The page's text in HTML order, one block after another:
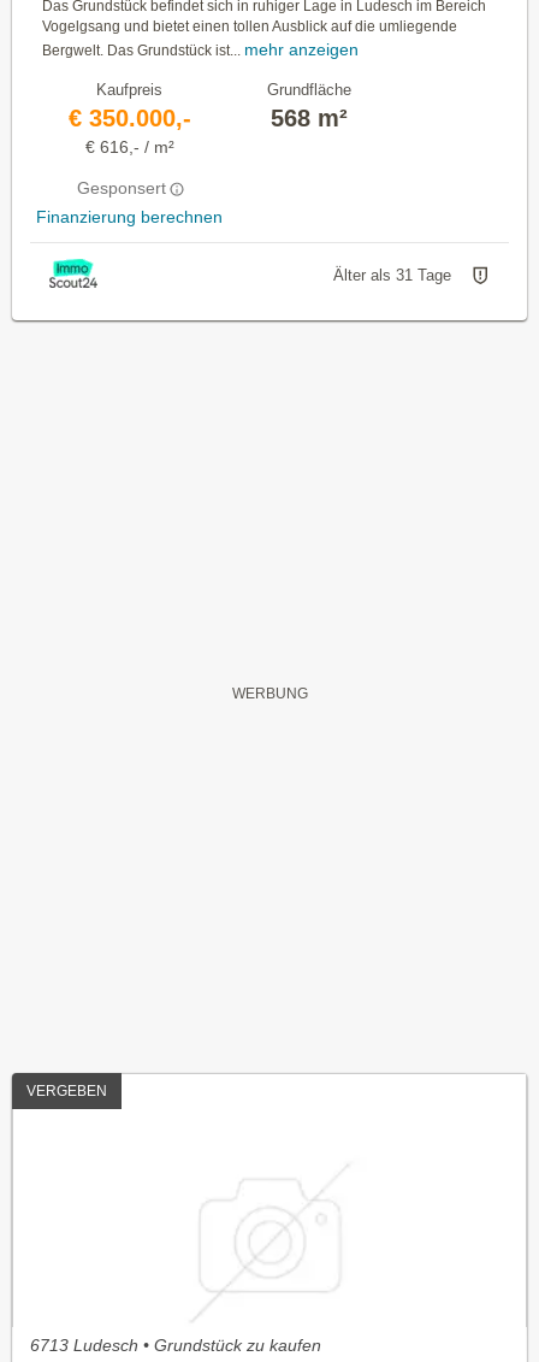
Das Grundstück befindet sich in ruhiger Lage in Ludesch im Bereich
Vogelgsang und bietet einen tollen Ausblick auf die umliegende
Bergwelt. Das Grundstück ist... mehr anzeigen
Kaufpreis
€ 350.000,-
€ 616,- / m²
Gesponsert
Finanzierung berechnen
Grundfläche
568 m²
Älter als 31 Tage
VERGEBEN
6713 Ludesch • Grundstück zu kaufen